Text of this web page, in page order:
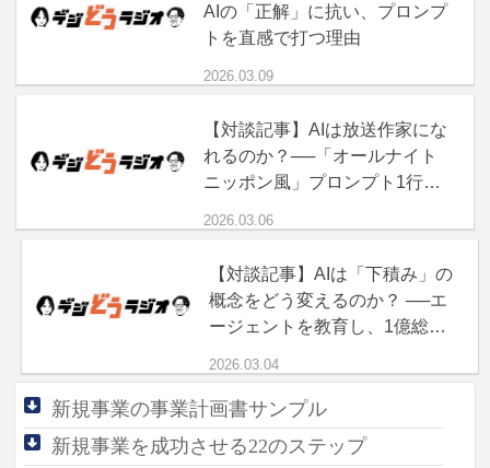
AIの「正解」に抗い、プロンプ
トを直感で打つ理由
2026.03.09
【対談記事】AIは放送作家にな
れるのか？──「オールナイト
ニッポン風」プロンプト1行の
2026.03.06
【対談記事】AIは「下積み」の
概念をどう変えるのか？ ──エ
ージェントを教育し、1億総ボ
2026.03.04
新規事業の事業計画書サンプル
新規事業を成功させる22のステップ